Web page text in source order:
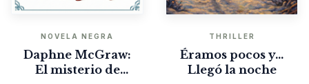
NOVELA NEGRA
Daphne McGraw:
El misterio de
THRILLER
Éramos pocos y…
Llegó la noche